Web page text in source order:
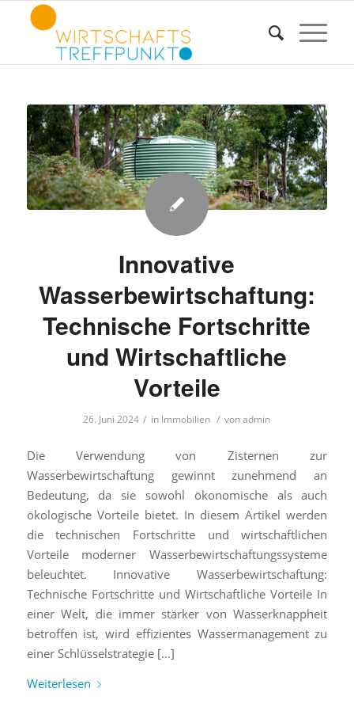
Innovative
Wasserbewirtschaftung:
Technische Fortschritte
und Wirtschaftliche
Vorteile
26. Juni 2024 / in Immobilien / vonadmin
Die Verwendung von Zisternen zur
Wasserbewirtschaftung gewinnt zunehmend an
Bedeutung, da sie sowohl ökonomische als auch
ökologische Vorteile bietet. In diesem Artikel werden
die technischen Fortschritte und wirtschaftlichen
Vorteile moderner Wasserbewirtschaftungssysteme
beleuchtet. Innovative Wasserbewirtschaftung:
Technische Fortschritte und Wirtschaftliche Vorteile In
einer Welt, die immer stärker von Wasserknappheit
betroffen ist, wird effizientes Wassermanagement zu
einer Schlüsselstrategie […]
Weiterlesen